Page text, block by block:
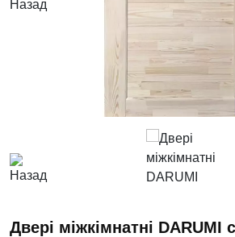
Двері міжкімнатні DARUMI